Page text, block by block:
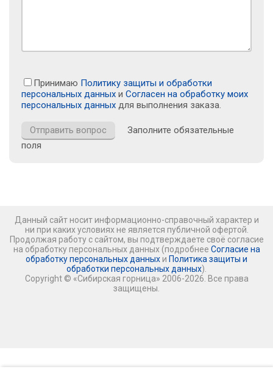
Принимаю Политику защиты и обработки
персональных данных и Согласен на обработку моих
персональных данных для выполнения заказа.
Заполните обязательные
поля
Данный сайт носит информационно-справочный характер и
ни при каких условиях не является публичной офертой.
Продолжая работу с сайтом, вы подтверждаете своё согласие
на обработку персональных данных (подробнее Согласие на
обработку персональных данных и Политика защиты и
обработки персональных данных).
Copyright © «Сибирская горница» 2006-2026. Все права
защищены.